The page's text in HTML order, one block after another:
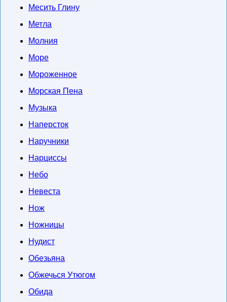
Месить Глину
Метла
Молния
Море
Мороженное
Морская Пена
Музыка
Наперсток
Наручники
Нарциссы
Небо
Невеста
Нож
Ножницы
Нудист
Обезьяна
Обжечься Утюгом
Обида